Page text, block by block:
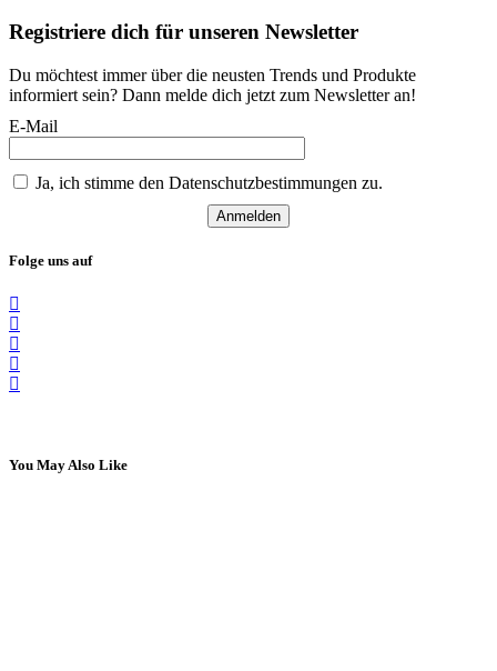
Registriere dich für unseren Newsletter
Du möchtest immer über die neusten Trends und Produkte
informiert sein? Dann melde dich jetzt zum Newsletter an!
E-Mail
Ja, ich stimme den Datenschutzbestimmungen zu.
Anmelden
Folge uns auf
You May Also Like